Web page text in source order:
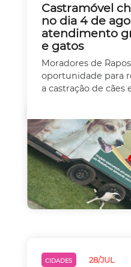
Castramóvel
no dia 4 de
atendimento
e gatos
Moradores de
oportunidade para
a castração de cães
CIDADES 28/JUL